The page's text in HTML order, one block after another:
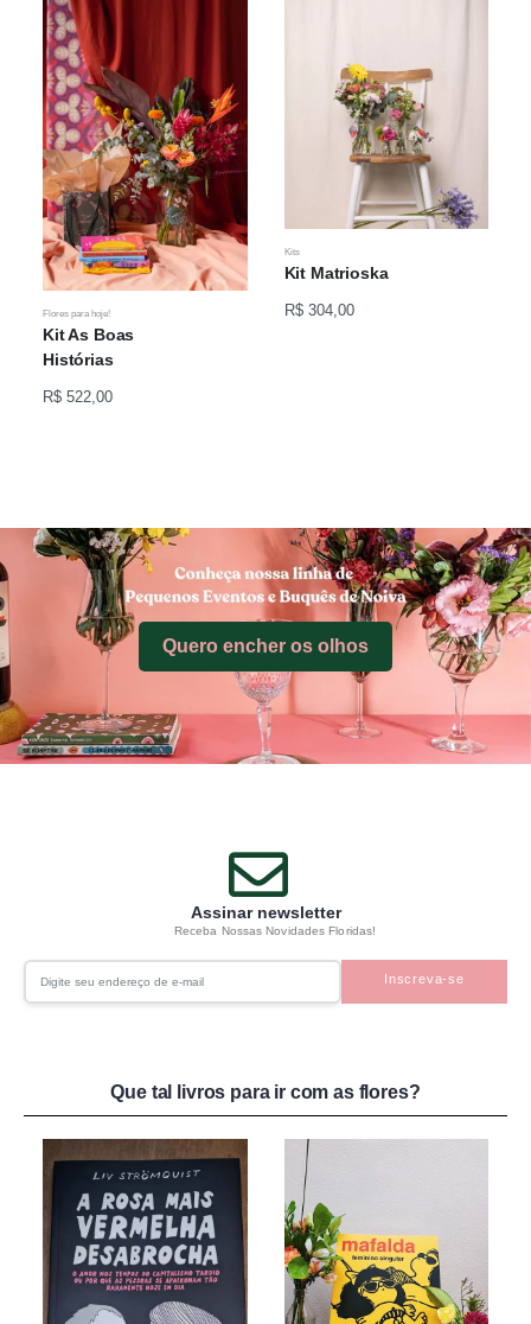
Flores para hoje!
Kit As Boas
Histórias
R$ 522,00
Kits
Kit Matrioska
R$ 304,00
Quero encher os olhos
Assinar newsletter
Receba Nossas Novidades Floridas!
Inscreva-se
Que tal livros para ir com as flores?